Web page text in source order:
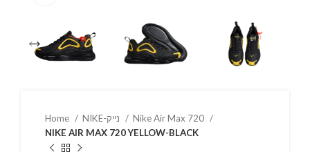
Home
Nike Air Max 720
NIKE AIR MAX 720 YELLOW-BLACK